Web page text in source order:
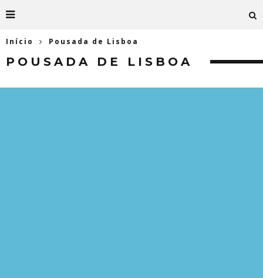
Início Pousada de Lisboa
POUSADA DE LISBOA